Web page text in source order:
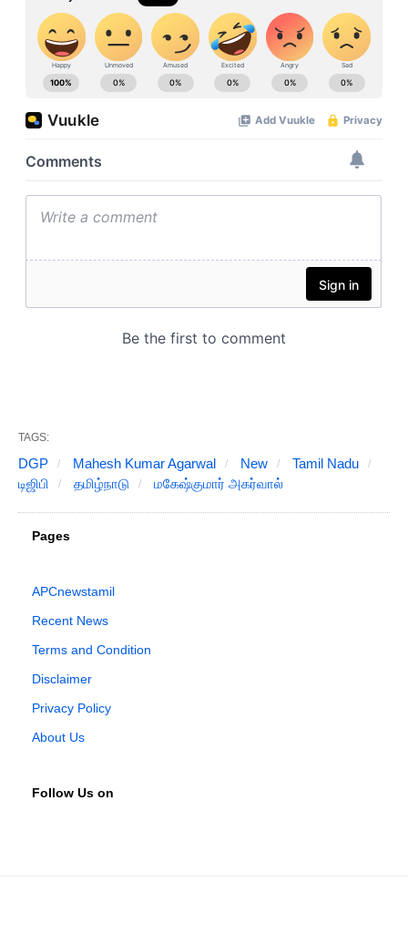
TAGS:
DGP Mahesh Kumar Agarwal New
Tamil Nadu
டிஜிபி
தமிழ்நாடு மகேஷ்குமார் அகர்வால்
Pages
APCnewstamil
Recent News
Terms and Condition
Disclaimer
Privacy Policy
About Us
Follow Us on